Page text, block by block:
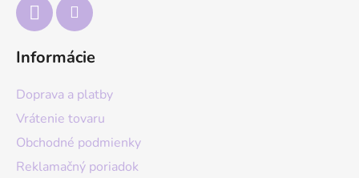
Informácie
Doprava a platby
Vrátenie tovaru
Obchodné podmienky
Reklamačný poriadok